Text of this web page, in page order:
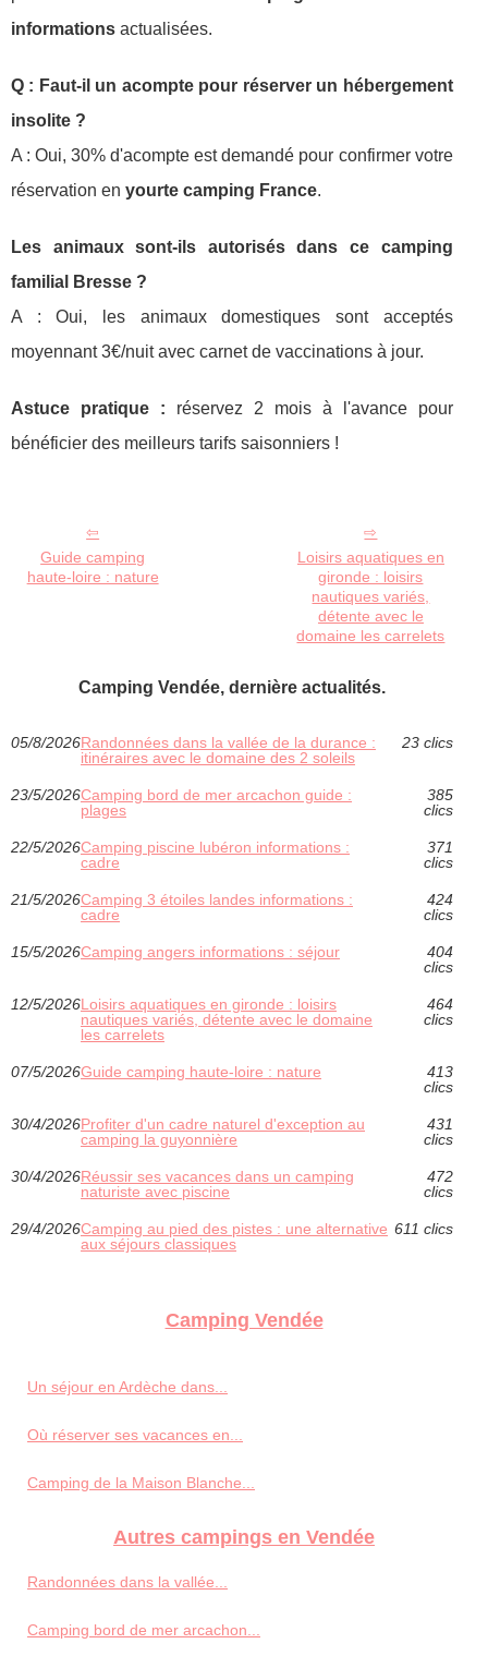
informations actualisées.
Q : Faut-il un acompte pour réserver un hébergement
insolite ?
A : Oui, 30% d'acompte est demandé pour confirmer votre
réservation en yourte camping France.
Les animaux sont-ils autorisés dans ce camping
familial Bresse ?
A : Oui, les animaux domestiques sont acceptés
moyennant 3€/nuit avec carnet de vaccinations à jour.
Astuce pratique : réservez 2 mois à l'avance pour
bénéficier des meilleurs tarifs saisonniers !
Guide camping
haute-loire : nature
Loisirs aquatiques en
gironde : loisirs
nautiques variés,
détente avec le
domaine les carrelets
Camping Vendée, dernière actualités.
05/8/2026Randonnées dans la vallée de la durance :
itinéraires avec le domaine des 2 soleils
23 clics
23/5/2026Camping bord de mer arcachon guide :
plages
385
clics
22/5/2026Camping piscine lubéron informations :
cadre
371
clics
21/5/2026Camping 3 étoiles landes informations :
cadre
424
clics
15/5/2026Camping angers informations : séjour
404
clics
12/5/2026Loisirs aquatiques en gironde : loisirs
nautiques variés, détente avec le domaine
les carrelets
464
clics
07/5/2026Guide camping haute-loire : nature
413
clics
30/4/2026Profiter d'un cadre naturel d'exception au
camping la guyonnière
431
clics
30/4/2026Réussir ses vacances dans un camping
naturiste avec piscine
472
clics
29/4/2026Camping au pied des pistes : une alternative
aux séjours classiques
611 clics
Camping Vendée
Un séjour en Ardèche dans...
Où réserver ses vacances en...
Camping de la Maison Blanche...
Autres campings en Vendée
Randonnées dans la vallée...
Camping bord de mer arcachon...